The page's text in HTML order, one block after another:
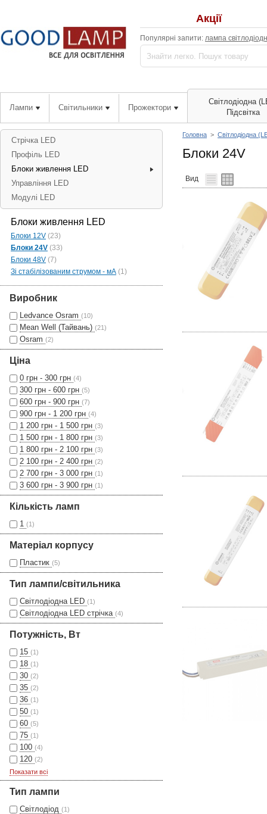
Акції
Популярні запити: лампа
Лампи Світильники Прожектори
Світлодіодна
Підсвітка
Головна > Світлодіодна
Блоки 24V
Вид
Стрічка LED
Профіль LED
Блоки живлення LED
Управління LED
Модулі LED
Блоки живлення LED
Блоки 12V (23)
Блоки 24V (33)
Блоки 48V (7)
Зі стабілізованим струмом - мА (1)
Виробник
Ledvance Osram (10)
Mean Well (Тайвань) (21)
Osram (2)
Ціна
0 грн - 300 грн (4)
300 грн - 600 грн (5)
600 грн - 900 грн (7)
900 грн - 1 200 грн (4)
1 200 грн - 1 500 грн (3)
1 500 грн - 1 800 грн (3)
1 800 грн - 2 100 грн (3)
2 100 грн - 2 400 грн (2)
2 700 грн - 3 000 грн (1)
3 600 грн - 3 900 грн (1)
Кількість ламп
1 (1)
Матеріал корпусу
Пластик (5)
Тип лампи/світильника
Світлодіодна LED (1)
Світлодіодна LED стрічка (4)
Потужність, Вт
15 (1)
18 (1)
30 (2)
35 (2)
36 (1)
50 (1)
60 (5)
75 (1)
100 (4)
120 (2)
Показати всі
Тип лампи
Світлодіод (1)